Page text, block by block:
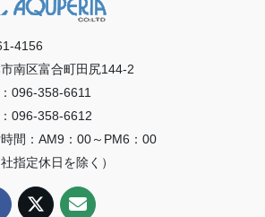
4156
南区富合町田尻144-2
096-358-6611
096-358-6612
間：AM9：00～PM6：00
社指定休日を除く）